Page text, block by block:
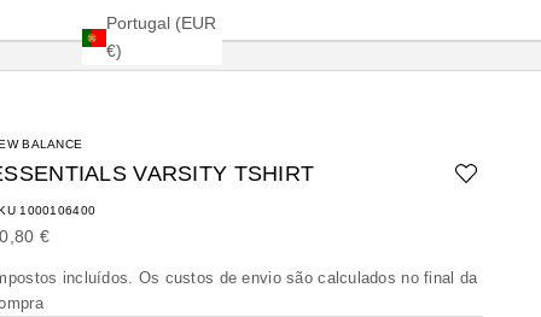
Portugal (EUR
€)
BALANCE
VARSITY TSHIRT
1000106400
promocional
€
incluídos. Os custos de enviosão calculados no final da